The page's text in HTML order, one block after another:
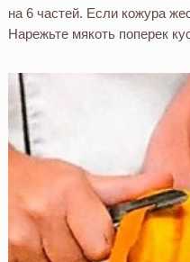
на 6 частей. Если кожура
Нарежьте мякоть поперек